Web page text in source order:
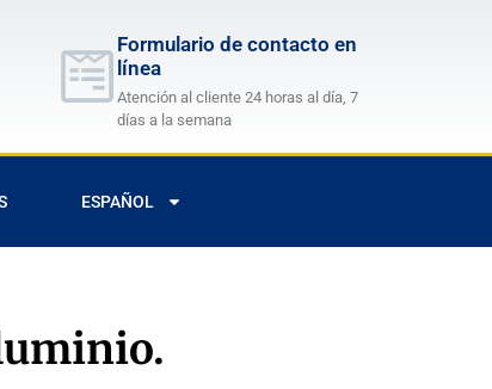
Formulario de contacto en
línea
Atención al cliente 24 horas al día, 7
días a la semana
ESPAÑOL